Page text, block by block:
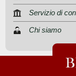
Servizio di
Chi siamo